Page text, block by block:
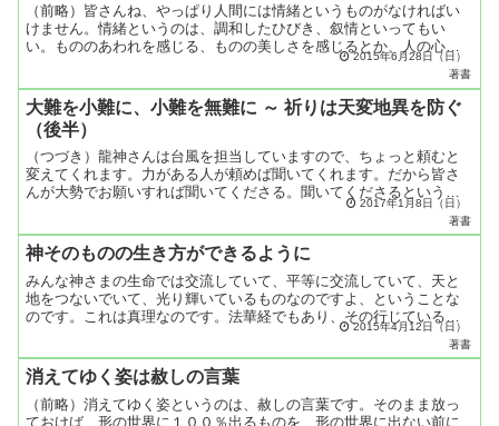
（前略）皆さんね、やっぱり人間には情緒というものがなければい
けません。情緒というのは、調和したひびき、叙情といってもい
い。もののあわれを感じる、ものの美しさを感じるとか、人の心を
思いやるとか、そういう微妙な心をひっくるめて、情緒というんで
2015年6月28日（日）
著書
大難を小難に、小難を無難に ～ 祈りは天変地異を防ぐ
（後半）
（つづき）龍神さんは台風を担当していますので、ちょっと頼むと
変えてくれます。力がある人が頼めば聞いてくれます。だから皆さ
んが大勢でお願いすれば聞いてくださる。聞いてくださるというよ
りも、地球が汚れているから、いろいろな悪いことがあるんであ
2017年1月8日（日）
著書
神そのものの生き方ができるように
みんな神さまの生命では交流していて、平等に交流していて、天と
地をつないでいて、光り輝いているものなのですよ、ということな
のです。これは真理なのです。法華経でもあり、その行じている姿
が神道なのですよ。神道では言霊といいまして、アイウエオ五十
2015年4月12日（日）
著書
消えてゆく姿は赦しの言葉
（前略）消えてゆく姿というのは、赦しの言葉です。そのまま放っ
ておけば、形の世界に１００％出るものを、形の世界に出ない前に